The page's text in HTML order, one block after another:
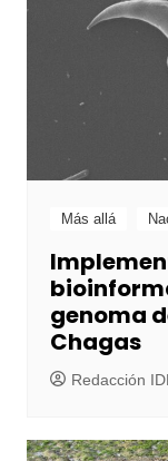
Más allá
genoma
Chagas
Redacción IDL